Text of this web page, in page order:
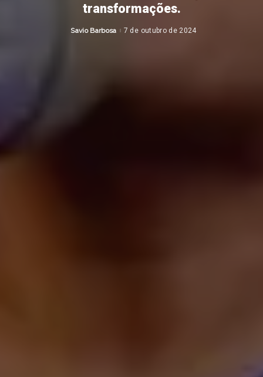
transformações.
Posted
Savio Barbosa 7 de outubro de 2024